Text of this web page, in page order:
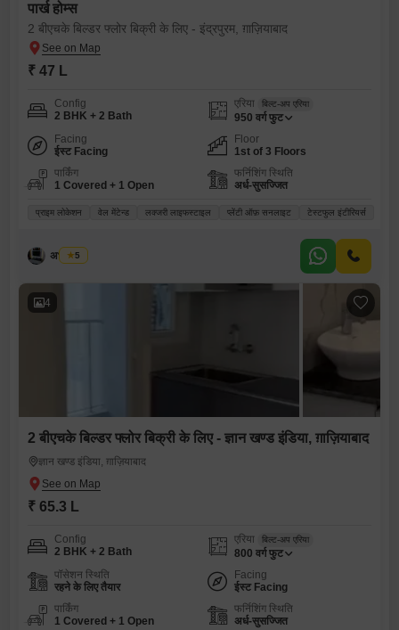
पार्ख होम्स
2 बीएचके बिल्डर फ्लोर बिक्री के लिए - इंद्रपुरम, ग़ाज़ियाबाद
₹ 47 L
Config
2 BHK + 2 Bath
एरिया बिल्ट-अप एरिया
950 वर्ग फुट
Facing
ईस्ट Facing
Floor
1st of 3 Floors
पार्किंग
1 Covered + 1 Open
फर्निशिंग स्थिति
अर्ध-सुसज्जित
प्राइम लोकेशन वेल मेंटेन्ड लक्जरी लाइफस्टाइल प्लेंटी ऑफ़ सनलाइट टेस्टफुल इंटीरियर्स
अभय धैया
5
4
2 बीएचके बिल्डर फ्लोर बिक्री के लिए - ज्ञान खण्ड इंडिया, ग़ाज़ियाबाद
ज्ञान खण्ड इंडिया, ग़ाज़ियाबाद
₹ 65.3 L
Config
2 BHK + 2 Bath
एरिया बिल्ट-अप एरिया
800 वर्ग फुट
पॉसेशन स्थिति
रहने के लिए तैयार
Facing
ईस्ट Facing
पार्किंग
1 Covered + 1 Open
फर्निशिंग स्थिति
अर्ध-सुसज्जित